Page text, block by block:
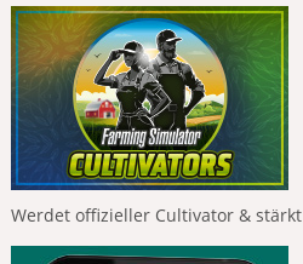
Werdet offizieller Cultivator &